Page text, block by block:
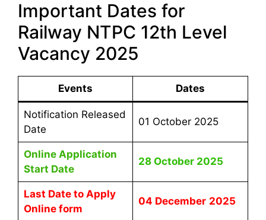
Important Dates for
Railway NTPC 12th Level
Vacancy 2025
Events Dates
Notification Released
Date
01 October 2025
Online Application
Start Date
28 October 2025
Last Date to Apply
Online form
04 December 2025